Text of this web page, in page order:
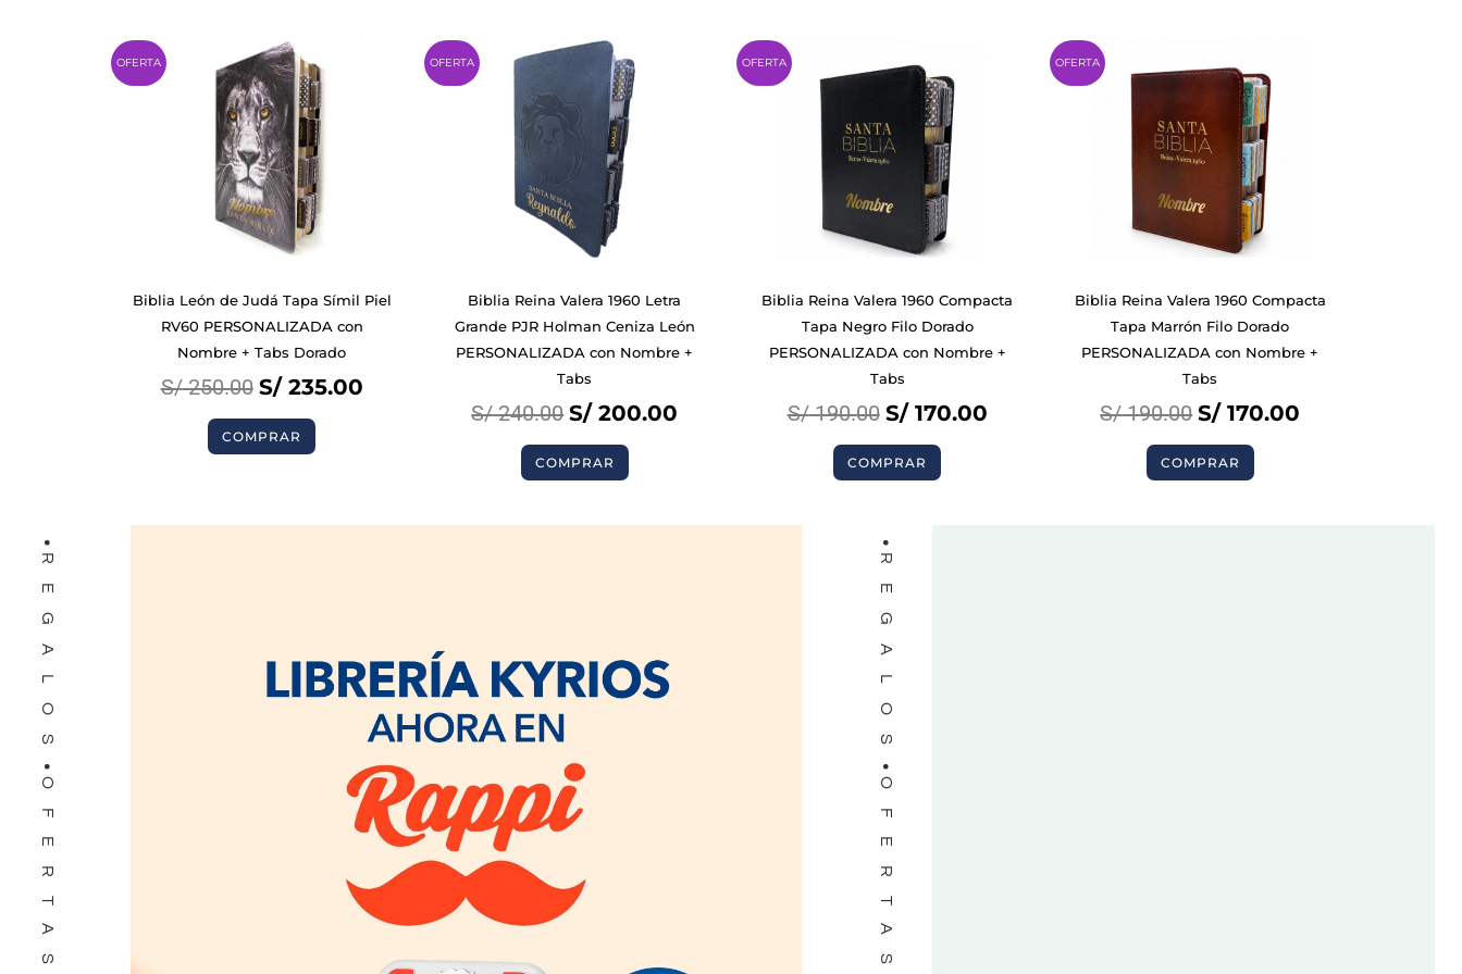
OFERTA
Biblia León de Judá Tapa Símil Piel
RV60 PERSONALIZADA con
Nombre + Tabs Dorado
S/250.00
Original
price
was:
S/ 250.00.
S/235.00
Current
COMPRAR
OFERTA
Biblia Reina Valera 1960 Letra
Grande PJR Holman Ceniza León
PERSONALIZADA con Nombre +
Tabs
S/240.00
Original
price
was:
S/ 240.00.
S/200.00
Current
COMPRAR
OFERTA
Biblia Reina Valera 1960 Compacta
Tapa Negro Filo Dorado
PERSONALIZADA con Nombre +
Tabs
S/190.00
price
was:
S/ 190.00.
S/170.00
Current
COMPRAR
OFERTA
Biblia Reina Valera 1960 Compacta
Tapa Marrón Filo Dorado
PERSONALIZADA con Nombre +
Tabs
S/190.00
price
was:
S/ 190.00.
S/170.00
COMPRAR
BIBLIAS
LIBROS
REGALOS
OFERTAS
REGALOS
OFERTAS